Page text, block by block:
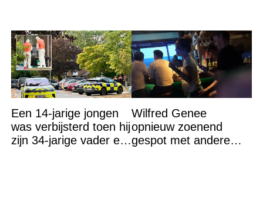
Een 14-jarige jongen
was verbijsterd toen hij
zijn 34-jarige vader en
Wilfred Genee
opnieuw zoenend
gespot met andere